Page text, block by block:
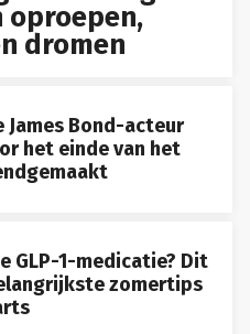
oproepen,
dromen
James Bond-acteur
het einde van het
GLP-1-medicatie? Dit
zomertips